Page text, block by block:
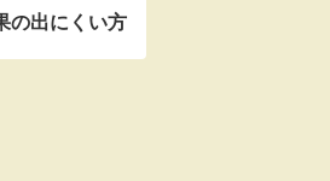
の出にくい方